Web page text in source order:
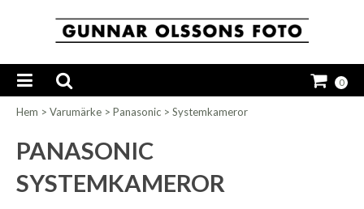
0
Hem > Varumärke > Panasonic > Systemkameror
PANASONIC
SYSTEMKAMEROR